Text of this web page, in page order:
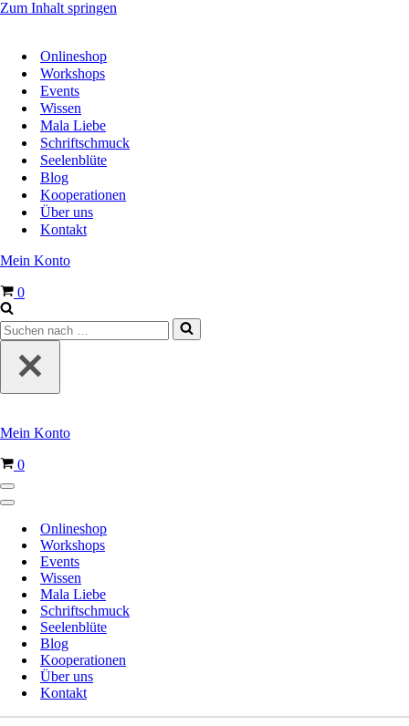
Zum Inhalt springen
Onlineshop
Workshops
Events
Wissen
Mala Liebe
Schriftschmuck
Seelenblüte
Blog
Kooperationen
Über uns
Kontakt
Mein Konto
Warenkorb
0
Suchen
nach …
Mein Konto
Warenkorb
0
Navigationsmenü
Navigationsmenü
Onlineshop
Workshops
Events
Wissen
Mala Liebe
Schriftschmuck
Seelenblüte
Blog
Kooperationen
Über uns
Kontakt